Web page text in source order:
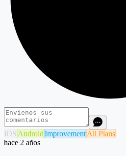
iOS AndroidImprovementAll Plans
hace 2 años